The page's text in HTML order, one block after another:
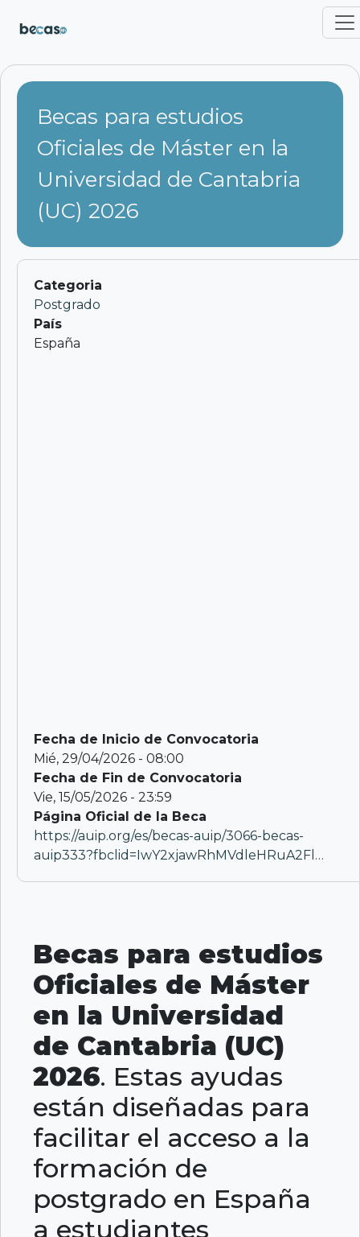
Pasar al contenido principal
Becas para estudios
Oficiales de Máster en la
Universidad de Cantabria
(UC) 2026
Categoria
Postgrado
País
España
Fecha de Inicio de Convocatoria
Mié, 29/04/2026 - 08:00
Fecha de Fin de Convocatoria
Vie, 15/05/2026 - 23:59
Página Oficial de la Beca
https://auip.org/es/becas-auip/3066-becas-
auip333?fbclid=IwY2xjawRhMVdleHRuA2Fl…
Becas para estudios
Oficiales de Máster
en la Universidad
de Cantabria (UC)
2026. Estas ayudas
están diseñadas para
facilitar el acceso a la
formación de
postgrado en España
a estudiantes